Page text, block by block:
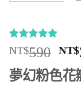
評分5/
5，已有
12
位
顧客進行評
分
NT$590 原
始
價
NT$
夢幻粉色花